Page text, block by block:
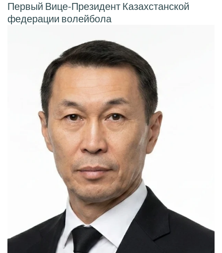
Первый Вице-Президент Казахстанской
федерации волейбола